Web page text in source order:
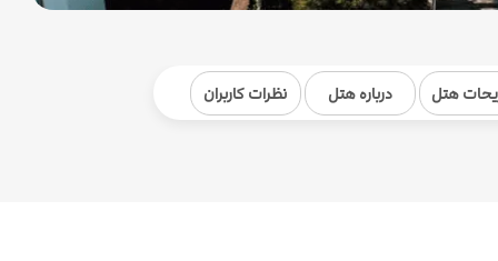
هتل درباره هتل نظرات کاربران